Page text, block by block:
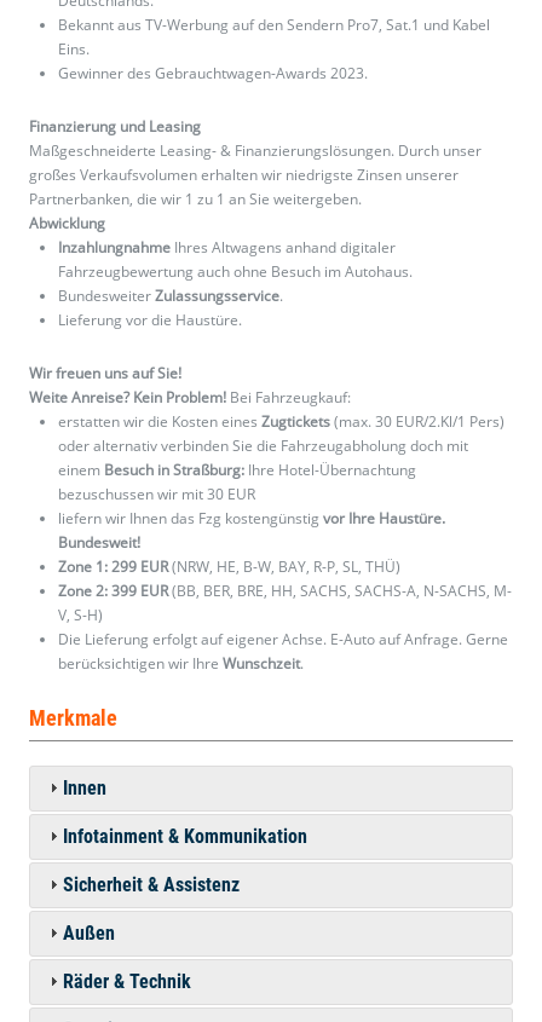
Bekannt aus TV-Werbung auf den Sendern Pro7, Sat.1 und Kabel
Eins.
Gewinner des Gebrauchtwagen-Awards 2023.
Finanzierung und Leasing
Maßgeschneiderte Leasing- & Finanzierungslösungen. Durch unser
großes Verkaufsvolumen erhalten wir niedrigste Zinsen unserer
Partnerbanken, die wir 1 zu 1 an Sie weitergeben.
Abwicklung
Inzahlungnahme Ihres Altwagens anhand digitaler
Fahrzeugbewertung auch ohne Besuch im Autohaus.
BundesweiterZulassungsservice.
Lieferung vor die Haustüre.
Wir freuen uns auf Sie!
Weite Anreise? Kein Problem! Bei Fahrzeugkauf:
erstatten wir die Kosten eines Zugtickets(max. 30 EUR/2.Kl/1 Pers)
oder alternativ verbinden Sie die Fahrzeugabholung doch mit
einem Besuch in Straßburg: Ihre Hotel-Übernachtung
bezuschussen wir mit 30 EUR
liefern wir Ihnen das Fzg kostengünstig vor Ihre Haustüre.
Bundesweit!
Zone 1: 299 EUR(NRW, HE, B-W, BAY, R-P, SL, THÜ)
Zone 2: 399 EUR(BB, BER, BRE, HH, SACHS, SACHS-A, N-SACHS, M-
V, S-H)
Die Lieferung erfolgt auf eigener Achse. E-Auto auf Anfrage. Gerne
berücksichtigen wir Ihre Wunschzeit.
Merkmale
Innen
Infotainment & Kommunikation
Sicherheit & Assistenz
Außen
Räder & Technik